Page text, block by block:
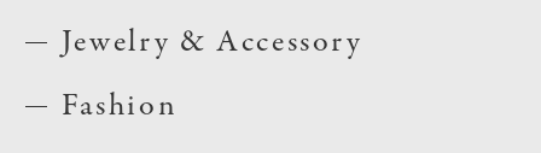
Jewelry & Accessory
Fashion